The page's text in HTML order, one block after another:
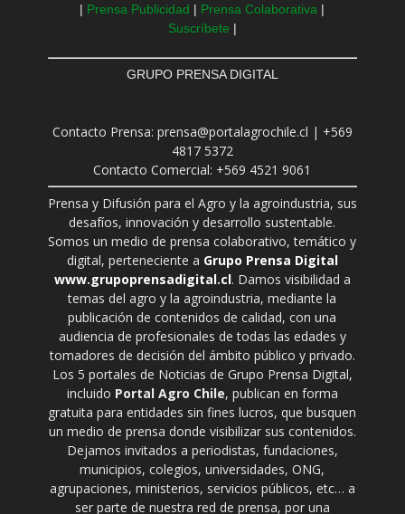
| Prensa Publicidad | Prensa Colaborativa |
Suscríbete |
GRUPO PRENSA DIGITAL
Contacto Prensa: prensa@portalagrochile.cl | +569
4817 5372
Contacto Comercial: +569 4521 9061
Prensa y Difusión para el Agro y la agroindustria, sus
desafíos, innovación y desarrollo sustentable.
Somos un medio de prensa colaborativo, temático y
digital, perteneciente a Grupo Prensa Digital
www.grupoprensadigital.cl. Damos visibilidad a
temas del agro y la agroindustria, mediante la
publicación de contenidos de calidad, con una
audiencia de profesionales de todas las edades y
tomadores de decisión del ámbito público y privado.
Los 5 portales de Noticias de Grupo Prensa Digital,
incluido Portal Agro Chile, publican en forma
gratuita para entidades sin fines lucros, que busquen
un medio de prensa donde visibilizar sus contenidos.
Dejamos invitados a periodistas, fundaciones,
municipios, colegios, universidades, ONG,
agrupaciones, ministerios, servicios públicos, etc… a
ser parte de nuestra red de prensa, por una